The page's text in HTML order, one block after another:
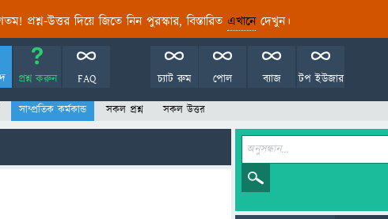
প্রশ্ন-উত্তর দিয়ে জিতে নিন পুরস্কার, বিস্তারিত এখানেদেখুন।
প্রশ্ন করুন FAQ টপ ইউজার
ব্যাজ
পোল
চ্যাট রুম
সাম্প্রতিক কর্মকান্ড সকল প্রশ্ন সকল উত্তর